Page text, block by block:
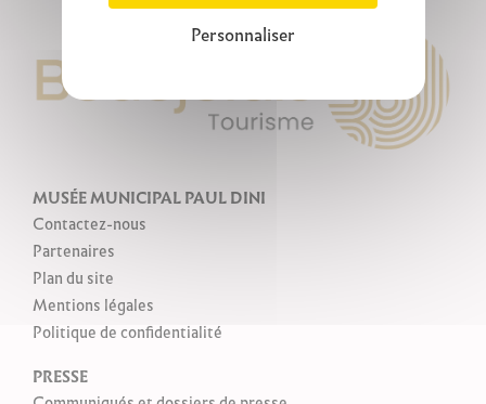
Personnaliser
MUSÉE MUNICIPAL PAUL DINI
Contactez-nous
Partenaires
Plan du site
Mentions légales
Politique de confidentialité
PRESSE